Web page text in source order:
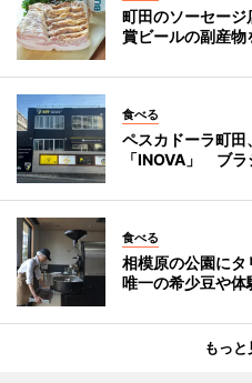
町田のソーセー
賞ビールの副産物
食べる
ペスカドーラ町田
「INOVA」 ブラ
食べる
相模原の公園に
唯一の希少豆や体
もっと